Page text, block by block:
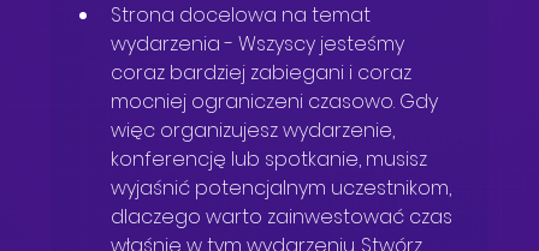
Strona docelowa na temat
wydarzenia - Wszyscy jesteśmy
coraz bardziej zabiegani i coraz
mocniej ograniczeni czasowo. Gdy
więc organizujesz wydarzenie,
konferencję lub spotkanie, musisz
wyjaśnić potencjalnym uczestnikom,
dlaczego warto zainwestować czas